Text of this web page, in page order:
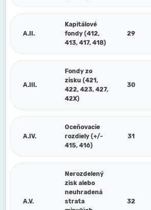
A.II.
Kapitálové
fondy (412,
413, 417, 418)
29
A.III.
Fondy zo
zisku (421,
422, 423, 427,
42X)
30
A.IV.
Oceňovacie
rozdiely (+/-
415, 416)
31
A.V.
Nerozdelený
zisk alebo
neuhradená
strata
32